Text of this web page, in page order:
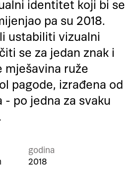
identitet koji bi se
pa su 2018.
ustabiliti vizualni
se za jedan znak i
mješavina ruže
pagode, izrađena od
po jedna za svaku
godina
2018